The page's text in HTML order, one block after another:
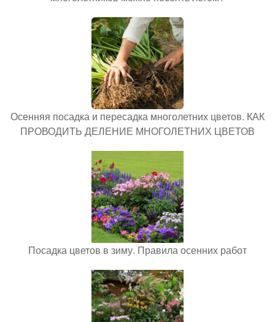
Осенняя посадка и пересадка многолетних цветов. КАК
ПРОВОДИТЬ ДЕЛЕНИЕ МНОГОЛЕТНИХ ЦВЕТОВ
Посадка цветов в зиму. Правила осенних работ